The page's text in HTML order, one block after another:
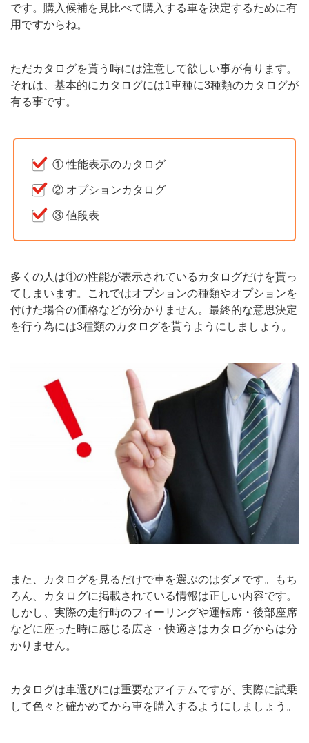
です。購入候補を見比べて購入する車を決定するために有
用ですからね。
ただカタログを貰う時には注意して欲しい事が有ります。
それは、基本的にカタログには1車種に3種類のカタログが
有る事です。
① 性能表示のカタログ
② オプションカタログ
③ 値段表
多くの人は①の性能が表示されているカタログだけを貰っ
てしまいます。これではオプションの種類やオプションを
付けた場合の価格などが分かりません。最終的な意思決定
を行う為には3種類のカタログを貰うようにしましょう。
また、カタログを見るだけで車を選ぶのはダメです。もち
ろん、カタログに掲載されている情報は正しい内容です。
しかし、実際の走行時のフィーリングや運転席・後部座席
などに座った時に感じる広さ・快適さはカタログからは分
かりません。
カタログは車選びには重要なアイテムですが、実際に試乗
して色々と確かめてから車を購入するようにしましょう。